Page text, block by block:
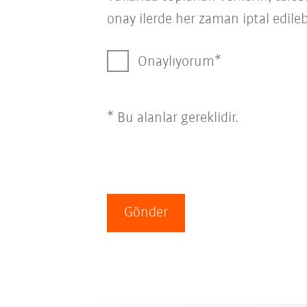
onay ilerde her zaman iptal
Onaylıyorum
* Bu alanlar gereklidir.
Gönder